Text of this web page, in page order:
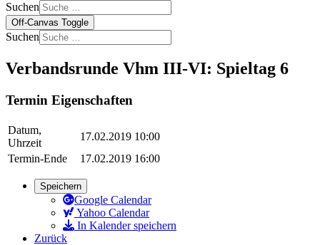
Suchen
Off-Canvas Toggle
Suchen
Verbandsrunde Vhm III-VI: Spieltag 6
Termin Eigenschaften
Datum,
Uhrzeit
17.02.2019 10:00
Termin-Ende
17.02.2019 16:00
Speichern
Google Calendar
Yahoo Calendar
In Kalender speichern
Zurück